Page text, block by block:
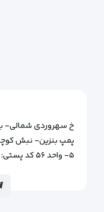
خ سهروردی شمالی-
۵- واحد ۵۶ کد پستی: ۱۵۷۷۶۳۷۳۶۹